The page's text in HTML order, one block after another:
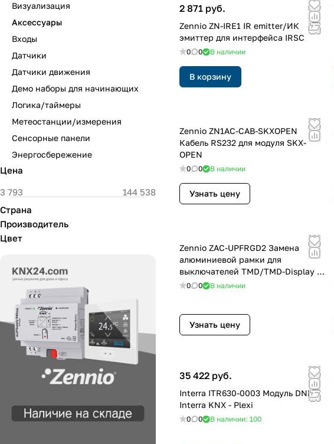
2 871 руб.
Zennio ZN-IRE1 IR emitter/ИК
эмиттер для интерфейса IRSC
0 0 В наличии
В корзину
Zennio ZN1AC-CAB-SKXOPEN
Кабель RS232 для модуля SKX-
OPEN
0 0 В наличии
Узнать цену
Zennio ZAC-UPFRGD2 Замена
алюминиевой рамки для
выключателей TMD/TMD-Display на
рамку, цвет: Позолота
0 0 В наличии
Узнать цену
35 422 руб.
Interra ITR630-0003 Модуль DND
Interra KNX - Plexi
0 0 В наличии: 100
Визуализация
Аксессуары
Входы
Датчики
Датчики движения
Демо наборы для начинающих
Логика/таймеры
Метеостанции/измерения
Сенсорные панели
Энергосбережение
Цена
Страна
Производитель
Цвет